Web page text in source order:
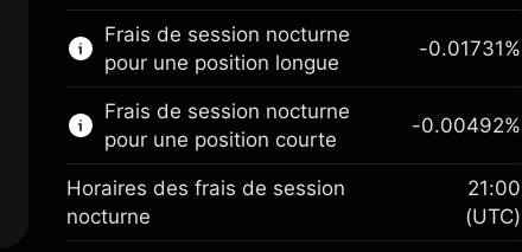
Ce marché financier est disponible pour le
trading de CFD.
En savoir plus sur :
CFD
Frais de session nocturne
pour une position longue
-0.01731%
Frais de session nocturne
pour une position courte
-0.00492%
Horaires des frais de session
nocturne
21:00
(UTC)